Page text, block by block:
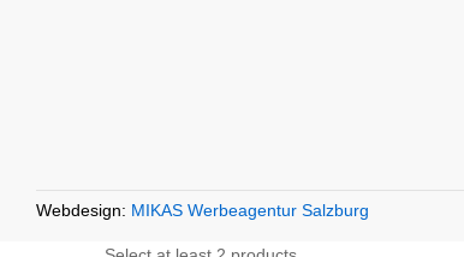
Webdesign: MIKAS Werbeagentur Salzburg